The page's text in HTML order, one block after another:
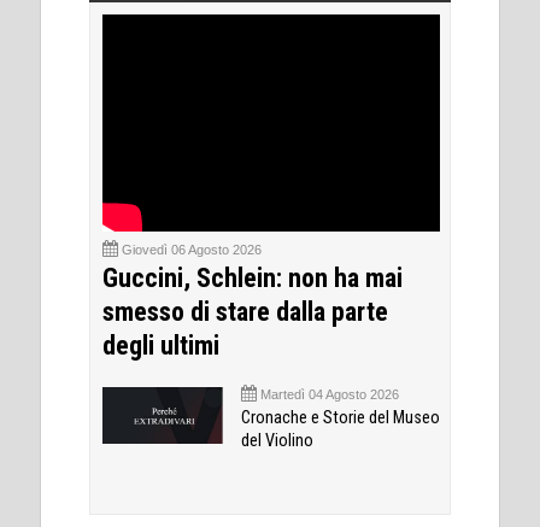
Giovedì 06 Agosto 2026
Guccini, Schlein: non ha mai
smesso di stare dalla parte
degli ultimi
Martedì 04 Agosto 2026
Cronache e Storie del Museo
del Violino